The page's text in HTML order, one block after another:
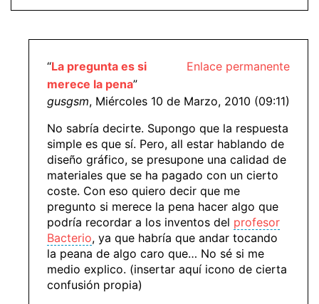
Enlace permanente
“La pregunta es si
merece la pena”
gusgsm, Miércoles 10 de Marzo, 2010 (09:11)
No sabría decirte. Supongo que la respuesta
simple es que sí. Pero, all estar hablando de
diseño gráfico, se presupone una calidad de
materiales que se ha pagado con un cierto
coste. Con eso quiero decir que me
pregunto si merece la pena hacer algo que
podría recordar a los inventos del profesor
Bacterio, ya que habría que andar tocando
la peana de algo caro que… No sé si me
medio explico. (insertar aquí icono de cierta
confusión propia)